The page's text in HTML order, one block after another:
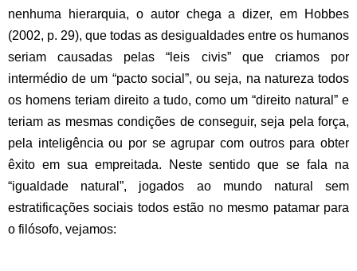
nenhuma hierarquia, o autor chega a dizer, em Hobbes
(2002, p. 29), que todas as desigualdades entre os humanos
seriam causadas pelas “leis civis” que criamos por
intermédio de um “pacto social”, ou seja, na natureza todos
os homens teriam direito a tudo, como um “direito natural” e
teriam as mesmas condições de conseguir, seja pela força,
pela inteligência ou por se agrupar com outros para obter
êxito em sua empreitada. Neste sentido que se fala na
“igualdade natural”, jogados ao mundo natural sem
estratificações sociais todos estão no mesmo patamar para
o filósofo, vejamos: